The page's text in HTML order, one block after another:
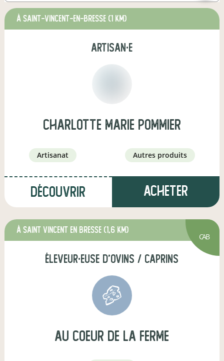
à Saint-Vincent-en-Bresse (1 km)
artisan·e
charlotte marie pommier
artisanat autres produits
Découvrir Acheter
à saint vincent en bresse (1,6 km)
CAB
éleveur·euse d'ovins / caprins
au coeur de la ferme